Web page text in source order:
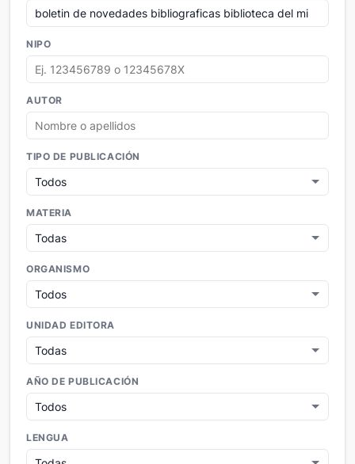
NIPO
AUTOR
TIPO DE PUBLICACIÓN
MATERIA
ORGANISMO
UNIDAD EDITORA
AÑO DE PUBLICACIÓN
LENGUA